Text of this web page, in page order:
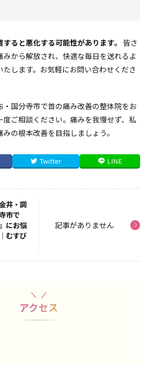
すると悪化する可能性があります。
皆さ
みから解放され、快適な毎日を送れるよ
たします。お気軽にお問い合わせくださ
・国分寺市で首の痛み改善の整体院をお
度ご相談ください。痛みを我慢せず、私
の根本改善を目指しましょう。
Twitter LINE
井・調
市で
にお悩
むすび
記事がありません
アクセス